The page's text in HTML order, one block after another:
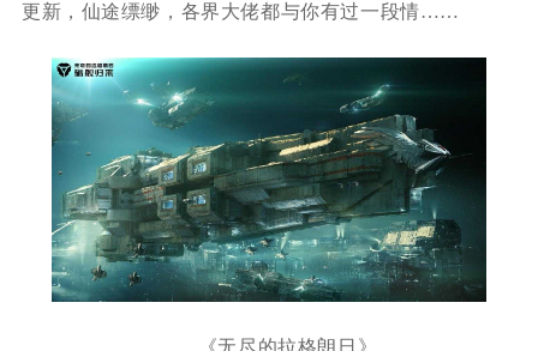
更新，仙途缥缈，各界大佬都与你有过一段情……
《无尽的拉格朗日》